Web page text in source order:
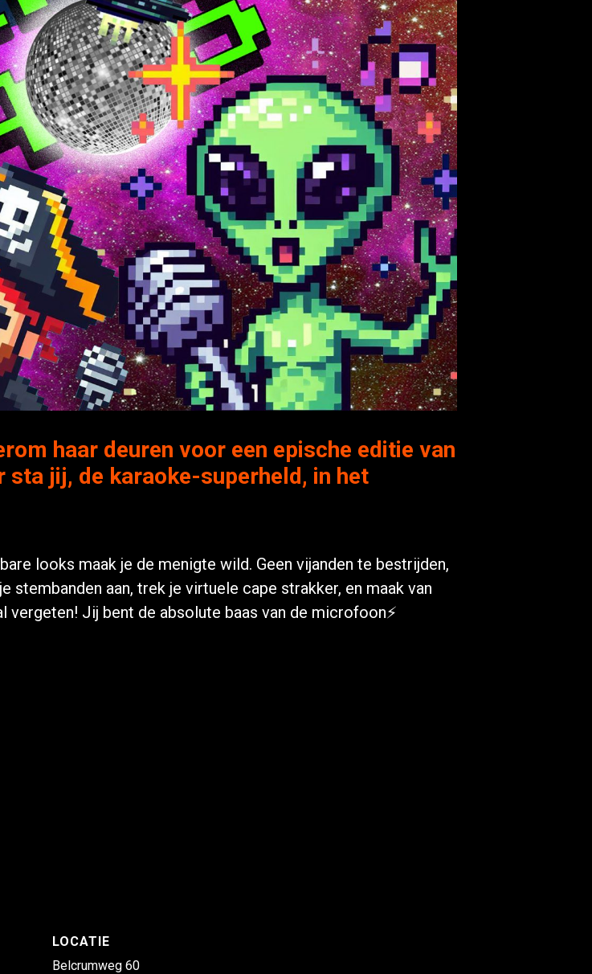
haar deuren voor een epische editie van
sta jij, de karaoke-superheld, in het
looks maak je de menigte wild. Geen vijanden te bestrijden,
stembanden aan, trek je virtuele cape strakker, en maak van
Jij bent de absolute baas van de microfoon⚡
LOCATIE
Belcrumweg 60